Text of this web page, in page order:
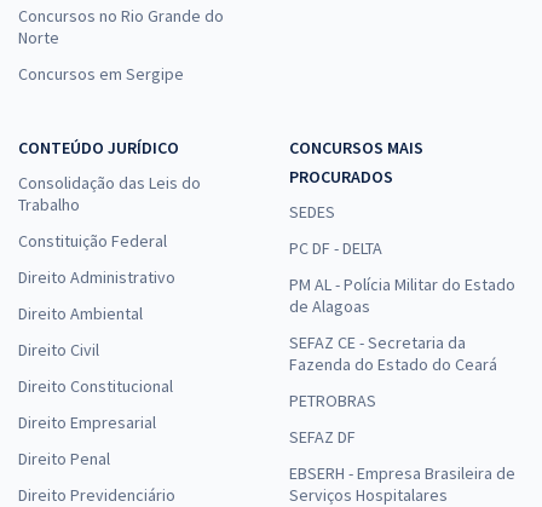
Concursos no Rio Grande do
Norte
Concursos em Sergipe
CONTEÚDO JURÍDICO
Consolidação das Leis do
Trabalho
Constituição Federal
Direito Administrativo
Direito Ambiental
Direito Civil
Direito Constitucional
Direito Empresarial
Direito Penal
Direito Previdenciário
CONCURSOS MAIS
PROCURADOS
SEDES
PC DF - DELTA
PM AL - Polícia Militar do Estado
de Alagoas
SEFAZ CE - Secretaria da
Fazenda do Estado do Ceará
PETROBRAS
SEFAZ DF
EBSERH - Empresa Brasileira de
Serviços Hospitalares